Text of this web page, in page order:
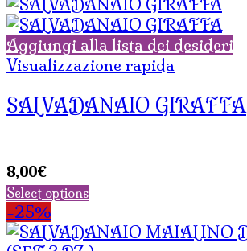
Aggiungi alla lista dei desideri
Visualizzazione rapida
SALVADANAIO GIRAFFA
8,00€
Select options
-25%